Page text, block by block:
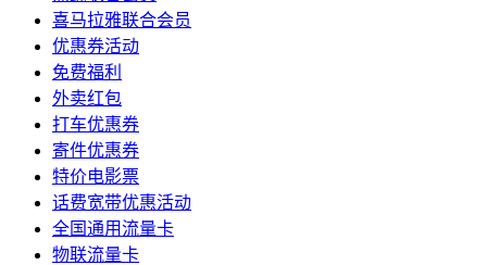
喜马拉雅联合会员
优惠券活动
免费福利
外卖红包
打车优惠券
寄件优惠券
特价电影票
话费宽带优惠活动
全国通用流量卡
物联流量卡